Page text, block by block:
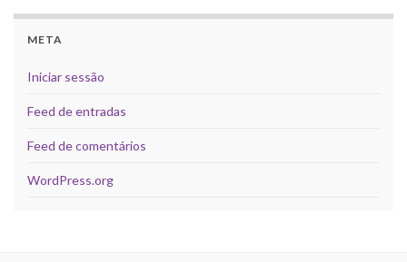
META
Iniciar sessão
Feed de entradas
Feed de comentários
WordPress.org